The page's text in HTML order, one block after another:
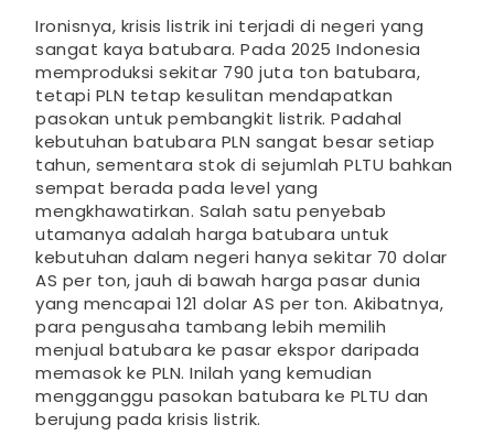
Ironisnya, krisis listrik ini terjadi di negeri yang
sangat kaya batubara. Pada 2025 Indonesia
memproduksi sekitar 790 juta ton batubara,
tetapi PLN tetap kesulitan mendapatkan
pasokan untuk pembangkit listrik. Padahal
kebutuhan batubara PLN sangat besar setiap
tahun, sementara stok di sejumlah PLTU bahkan
sempat berada pada level yang
mengkhawatirkan. Salah satu penyebab
utamanya adalah harga batubara untuk
kebutuhan dalam negeri hanya sekitar 70 dolar
AS per ton, jauh di bawah harga pasar dunia
yang mencapai 121 dolar AS per ton. Akibatnya,
para pengusaha tambang lebih memilih
menjual batubara ke pasar ekspor daripada
memasok ke PLN. Inilah yang kemudian
mengganggu pasokan batubara ke PLTU dan
berujung pada krisis listrik.